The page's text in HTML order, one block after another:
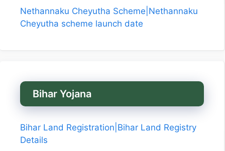
Nethannaku Cheyutha Scheme|Nethannaku
Cheyutha scheme launch date
Bihar Yojana
Bihar Land Registration|Bihar Land Registry
Details